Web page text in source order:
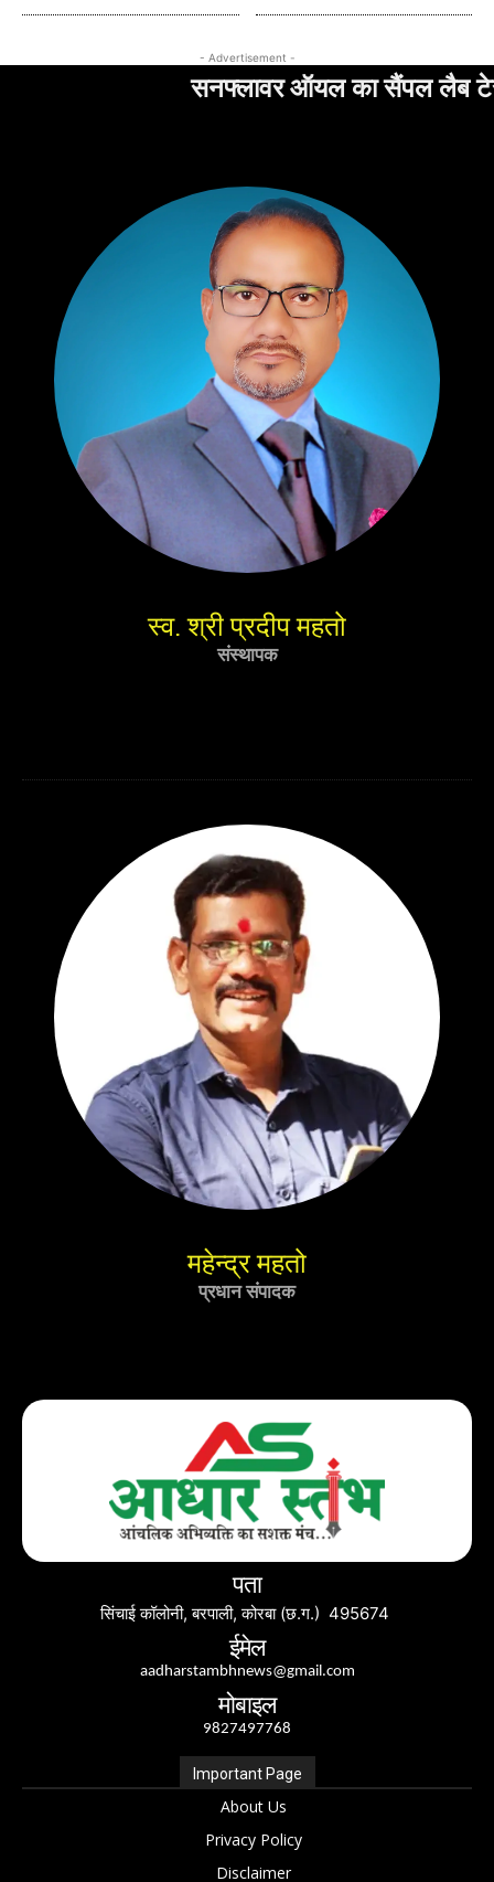
स्व. श्री प्रदीप महतो
संस्थापक
महेन्द्र महतो
प्रधान संपादक
पता
सिंचाई कॉलोनी, बरपाली, कोरबा (छ.ग.) 495674
ईमेल
aadharstambhnews@gmail.com
मोबाइल
9827497768
Important Page
About Us
Privacy Policy
Disclaimer